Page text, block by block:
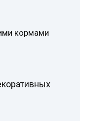
кормами